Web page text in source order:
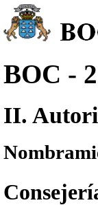
BOC -
II.